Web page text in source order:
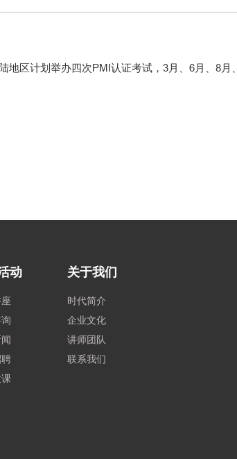
区计划举办四次PMI认证考试，3月、6月、8月
目
12
动 关于我们
时代简介
企业文化
讲师团队
联系我们